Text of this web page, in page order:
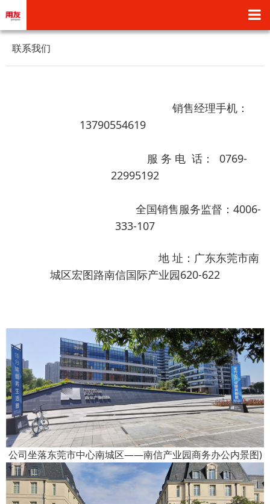
联系我们
销售经理手机：
13790554619
服 务 电 话： 0769-
22995192
全国销售服务监督：4006-
333-107
地 址：广东东莞市南
城区宏图路南信国际产业园620-622
公司坐落东莞市中心南城区——南信产业园商务办公内景图)